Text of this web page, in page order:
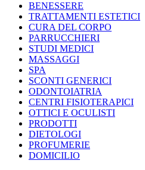
BENESSERE
TRATTAMENTI ESTETICI
CURA DEL CORPO
PARRUCCHIERI
STUDI MEDICI
MASSAGGI
SPA
SCONTI GENERICI
ODONTOIATRIA
CENTRI FISIOTERAPICI
OTTICI E OCULISTI
PRODOTTI
DIETOLOGI
PROFUMERIE
DOMICILIO